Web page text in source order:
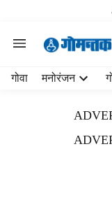
गोवा मनोरंजन